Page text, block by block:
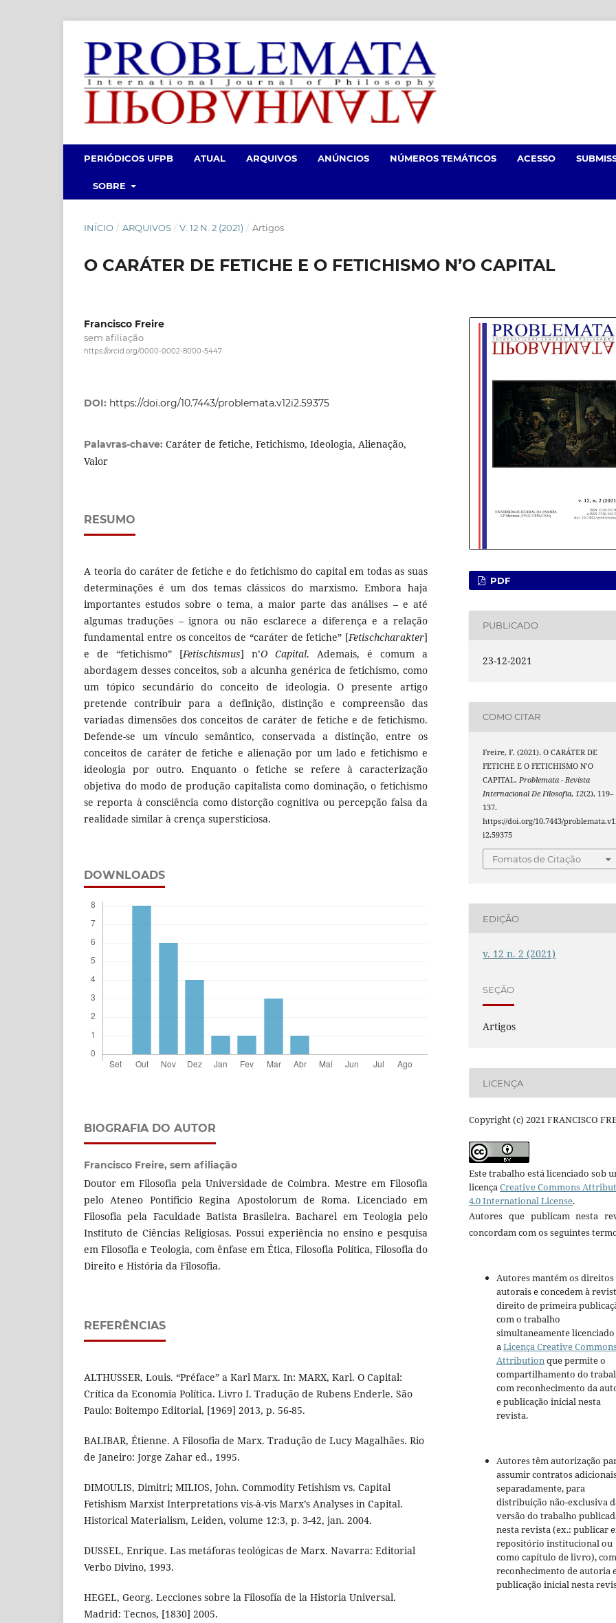
PERIÓDICOS UFPB ATUAL ARQUIVOS ANÚNCIOS NÚMEROS TEMÁTICOS ACESSO
SOBRE
INÍCIO / ARQUIVOS / V. 12 N. 2 (2021) / Artigos
O CARÁTER DE FETICHE E O FETICHISMO N’O CAPITAL
Francisco Freire
sem afiliação
https://orcid.org/0000-0002-8000-5447
DOI: https://doi.org/10.7443/problemata.v12i2.59375
Palavras-chave: Caráter de fetiche, Fetichismo, Ideologia, Alienação,
Valor
RESUMO
A teoria do caráter de fetiche e do fetichismo do capital em todas as suas
determinações é um dos temas clássicos do marxismo. Embora haja
importantes estudos sobre o tema, a maior parte das análises – e até
algumas traduções – ignora ou não esclarece a diferença e a relação
fundamental entre os conceitos de “caráter de fetiche” [Fetischcharakter]
e de “fetichismo” [Fetischismus] n’O Capital. Ademais, é comum a
abordagem desses conceitos, sob a alcunha genérica de fetichismo, como
um tópico secundário do conceito de ideologia. O presente artigo
pretende contribuir para a definição, distinção e compreensão das
variadas dimensões dos conceitos de caráter de fetiche e de fetichismo.
Defende-se um vínculo semântico, conservada a distinção, entre os
conceitos de caráter de fetiche e alienação por um lado e fetichismo e
ideologia por outro. Enquanto o fetiche se refere à caracterização
objetiva do modo de produção capitalista como dominação, o fetichismo
se reporta à consciência como distorção cognitiva ou percepção falsa da
realidade similar à crença supersticiosa.
DOWNLOADS
BIOGRAFIA DO AUTOR
Francisco Freire, sem afiliação
Doutor em Filosofia pela Universidade de Coimbra. Mestre em Filosofia
pelo Ateneo Pontificio Regina Apostolorum de Roma. Licenciado em
Filosofia pela Faculdade Batista Brasileira. Bacharel em Teologia pelo
Instituto de Ciências Religiosas. Possui experiência no ensino e pesquisa
em Filosofia e Teologia, com ênfase em Ética, Filosofia Política, Filosofia do
Direito e História da Filosofia.
REFERÊNCIAS
ALTHUSSER, Louis. “Préface” a Karl Marx. In: MARX, Karl. O Capital:
Crítica da Economia Política. Livro I. Tradução de Rubens Enderle. São
Paulo: Boitempo Editorial, [1969] 2013, p. 56-85.
BALIBAR, Étienne. A Filosofia de Marx. Tradução de Lucy Magalhães. Rio
de Janeiro: Jorge Zahar ed., 1995.
DIMOULIS, Dimitri; MILIOS, John. Commodity Fetishism vs. Capital
Fetishism Marxist Interpretations vis-à-vis Marx’s Analyses in Capital.
Historical Materialism, Leiden, volume 12:3, p. 3-42, jan. 2004.
DUSSEL, Enrique. Las metáforas teológicas de Marx. Navarra: Editorial
Verbo Divino, 1993.
HEGEL, Georg. Lecciones sobre la Filosofía de la Historia Universal.
Madrid: Tecnos, [1830] 2005.
PDF
PUBLICADO
23-12-2021
COMO CITAR
Freire, F. (2021). O CARÁTER DE
FETICHE E O FETICHISMO N’O
CAPITAL. Problemata - Revista
Internacional De Filosofia, 12(2), 119–
137.
https://doi.org/10.7443/
i2.59375
Fomatos de Citação
EDIÇÃO
v. 12 n. 2 (2021)
SEÇÃO
Artigos
LICENÇA
Copyright (c) 2021 FRANCISCO
Este trabalho está licenciado sob
licençaCreative Commons
4.0 International License.
Autores que publicam nesta
concordam com os seguintes
Autores mantém os direitos
autorais e concedem à
direito de primeira
com o trabalho
simultaneamente
aLicença Creative
Attributionque permite o
compartilhamento do
com reconhecimento da
e publicação inicial nesta
revista.
Autores têm autorização
assumir contratos
separadamente, para
distribuição não-exclusiva
versão do trabalho
nesta revista (ex.: publicar
repositório institucional ou
como capítulo de livro), com
reconhecimento de autoria
publicação inicial nesta